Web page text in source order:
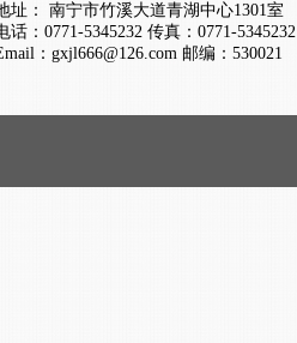
址： 南宁市竹溪大道青湖中心1301室
话：0771-5345232 传真：0771-5345232
：gxjl666@126.com 邮编：530021